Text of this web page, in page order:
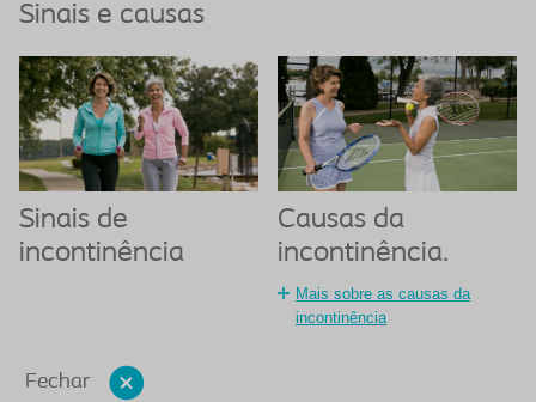
Sinais e causas
Sinais de
incontinência
Causas da
incontinência.
Mais sobre as causas da
incontinência
Fechar